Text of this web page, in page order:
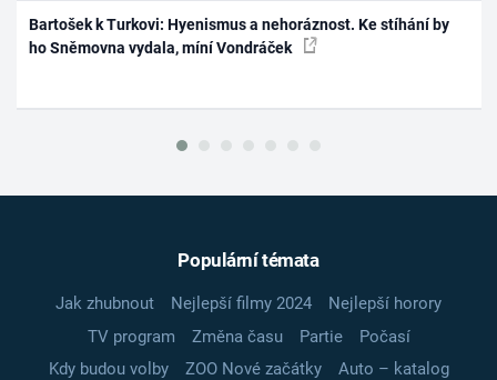
Bartošek k Turkovi: Hyenismus a nehoráznost. Ke stíhání by
ho Sněmovna vydala, míní Vondráček
Populární témata
Jak zhubnout Nejlepší filmy 2024
Nejlepší horory
TV program
Změna času Partie
Počasí
Kdy budou volby
ZOO Nové začátky
Auto – katalog